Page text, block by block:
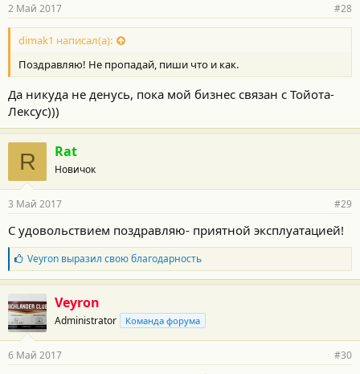
н
о
с
и
:
2 Май 2017 #28
dimak1 написал(а):
Поздравляю! Не пропадай, пиши что и как.
Да никуда не денусь, пока мой бизнес связан с Тойота-
Лексус)))
R Rat
Новичок
3 Май 2017 #29
С удовольствием поздравляю- приятной эксплуатацией!
Б
л
а
о
д
а
н
Veyronвыразил свою благодарность
Veyron
Administrator Команда форума
6 Май 2017 #30